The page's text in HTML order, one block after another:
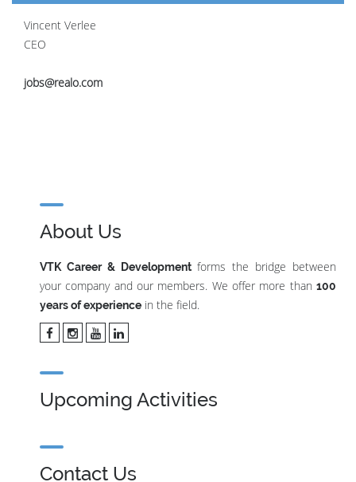
Vincent Verlee
CEO
jobs@realo.com
About Us
VTK Career & Developmentforms the bridge between
your company and our members. We offer more than 100
years of experience in the field.
Upcoming Activities
Contact Us